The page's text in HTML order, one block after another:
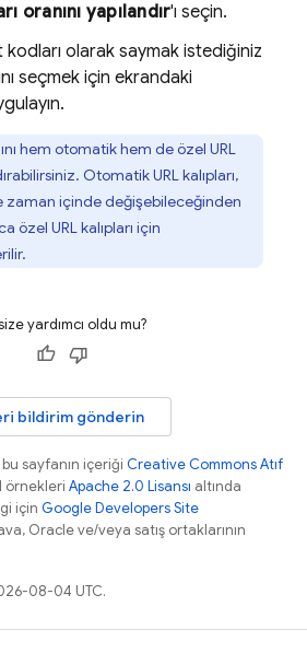
oranını yapılandır'ı seçin.
kodları olarak saymak istediğiniz
seçmek için ekrandaki
hem otomatik hem de özel URL
Otomatik URL kalıpları,
zaman içinde değişebileceğinden
özel URL kalıpları için
yardımcı oldu mu?
bildirim gönderin
sayfanın içeriği Creative Commons Atıf
örnekleri Apache 2.0 Lisansı altında
için Google Developers Site
Oracle ve/veya satış ortaklarının
08-04 UTC.